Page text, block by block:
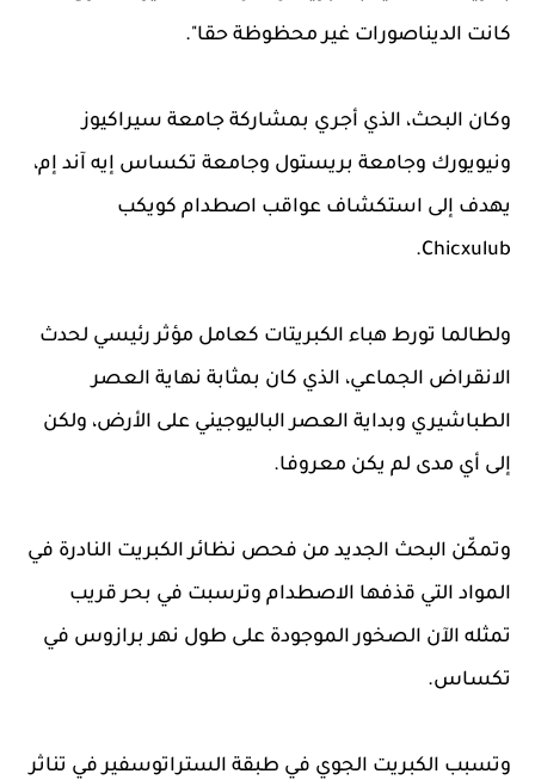
كانت الديناصورات غير محظوظة حقا".
وكان البحث، الذي أجري بمشاركة جامعة سيراكيوز
ونيويورك وجامعة بريستول وجامعة تكساس إيه آند إم،
يهدف إلى استكشاف عواقب اصطدام كويكب
Chicxulub.
ولطالما تورط هباء الكبريتات كعامل مؤثر رئيسي لحدث
الانقراض الجماعي، الذي كان بمثابة نهاية العصر
الطباشيري وبداية العصر الباليوجيني على الأرض، ولكن
إلى أي مدى لم يكن معروفا.
وتمكّن البحث الجديد من فحص نظائر الكبريت النادرة في
المواد التي قذفها الاصطدام وترسبت في بحر قريب
تمثله الآن الصخور الموجودة على طول نهر برازوس في
تكساس.
وتسبب الكبريت الجوي في طبقة الستراتوسفير في تناثر